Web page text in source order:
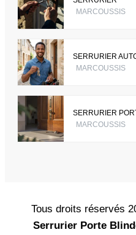
MARCOUSSIS
SERRURIER
MARCOUSSIS
SERRURIER
MARCOUSSIS
Tous droits réservés
Serrurier Porte